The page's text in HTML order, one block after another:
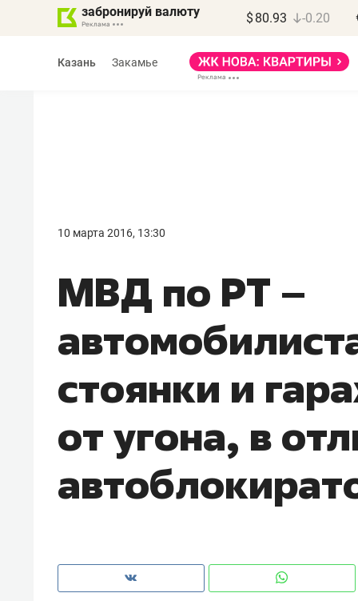
забронируй валюту $ 80.93 -0.20
Казань Закамье
10 марта 2016, 13:30
МВД по РТ –
стоянки и
от угона, в
девелопера – найти
правильный продукт»
Девелопер из топ-10*
Башкортостана входит в Татарстан